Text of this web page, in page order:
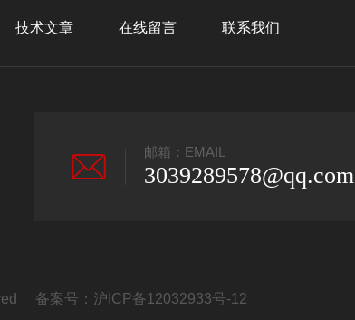
技术文章 在线留言 联系我们
邮箱：EMAIL
3039289578@qq.com
备案号： 沪ICP备12032933号-12